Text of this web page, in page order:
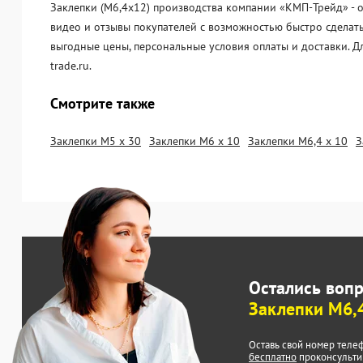
Заклепки (М6,4х12) производства компании «KМП-Трейд» -
видео и отзывы покупателей с возможностью быстро
выгодные цены, персональные условия оплаты и
trade.ru.
Смотрите также
Заклепки М5 х 30 Заклепки М6 х 10 Заклепки М6,4 х 10
Остались
Заклепки
Оставь свой номер
бесплатно